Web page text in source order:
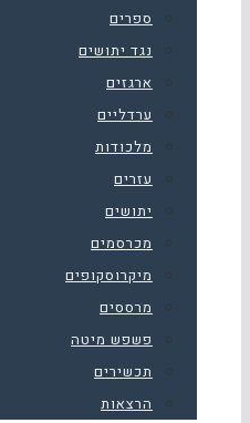
ספרים
נגד יתושים
ארגזים
ערדליים
מלכודות
עזרים
יתושים
מכרסמים
מיקרוסקופים
מרססים
פשפש מיטה
תכשירים
הרצאות